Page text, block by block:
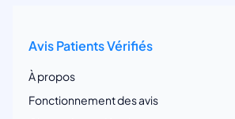
Avis Patients Vérifiés
À propos
Fonctionnement des avis